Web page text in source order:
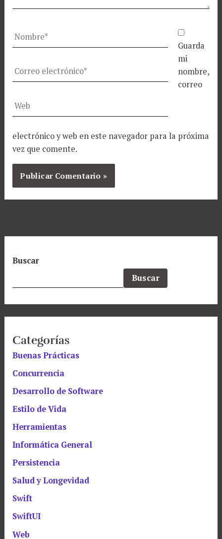
Nombre*
Correo
electrónico*
Web
Guarda
mi
nombre,
correo
electrónico y web en este navegador para la próxima
vez que comente.
Buscar
Buscar
Categorías
Buenas Prácticas
Concurrencia
Desarrollo de Software
Estilo de Vida
Herramientas
Informática General
Persistencia
Salud y Longevidad
Swift
SwiftUI
Web